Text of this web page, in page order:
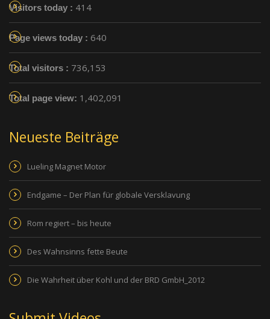
Visitors today : 414
Page views today : 640
Total visitors : 736,153
Total page view: 1,402,091
Neueste Beiträge
Lueling Magnet Motor
Endgame – Der Plan für globale Versklavung
Rom regiert – bis heute
Des Wahnsinns fette Beute
Die Wahrheit über Kohl und der BRD GmbH_2012